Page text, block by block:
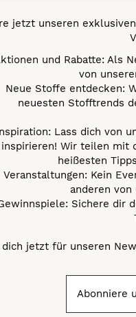
jetzt unseren
und Rabatte: Als
von
Neue Stoffe entdecken:
neuesten Stofftrends
Lass dich von
inspirieren! Wir teilen mit
heißesten
Veranstaltungen: Kein
anderen
Sichere dir
dich jetzt für unseren
Abonniere